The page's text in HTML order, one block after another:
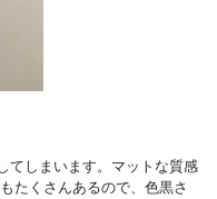
てしまいます。マットな質感
たくさんあるので、色黒さ